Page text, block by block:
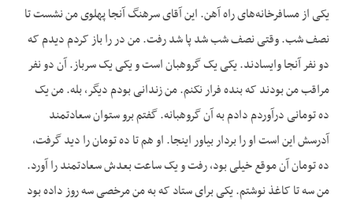
یکی از مسافرخانه‌های راه آهن. این آقای سرهنگ آنجا پهلوی من نشست تا
نصف شب. وقتی نصف شب شد پا شد رفت. من در را باز کردم دیدم که
دو نفر آنجا وایسادند. یکی یک گروهبان است و یکی یک سرباز. آن دو نفر
مراقب من بودند که بنده فرار نکنم. من زندانی بودم دیگر، بله. من یک
ده تومانی درآوردم دادم به آن گروهبانه. گفتم برو ستوان سعادتمند
آدرسش این است او را بردار بیاور اینجا. او هم تا ده تومان را دید گرفت،
ده تومان آن موقع خیلی بود، رفت و یک ساعت بعدش سعادتمند را آورد.
من سه تا کاغذ نوشتم. یکی برای ستاد که به من مرخصی سه روز داده بود